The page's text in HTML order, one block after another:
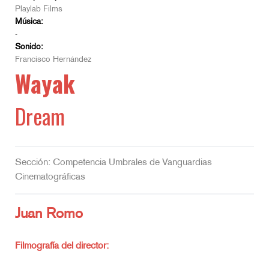
Playlab Films
Música:
-
Sonido:
Francisco Hernández
Wayak
Dream
Sección: Competencia Umbrales de Vanguardias
Cinematográficas
Juan Romo
Filmografía del director: